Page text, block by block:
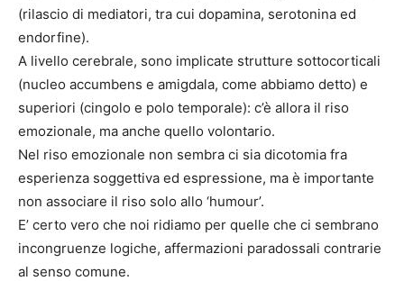
(rilascio di mediatori, tra cui dopamina, serotonina ed
endorfine).
A livello cerebrale, sono implicate strutture sottocorticali
(nucleo accumbens e amigdala, come abbiamo detto) e
superiori (cingolo e polo temporale): c’è allora il riso
emozionale, ma anche quello volontario.
Nel riso emozionale non sembra ci sia dicotomia fra
esperienza soggettiva ed espressione, ma è importante
non associare il riso solo allo ‘humour’.
E’ certo vero che noi ridiamo per quelle che ci sembrano
incongruenze logiche, affermazioni paradossali contrarie
al senso comune.